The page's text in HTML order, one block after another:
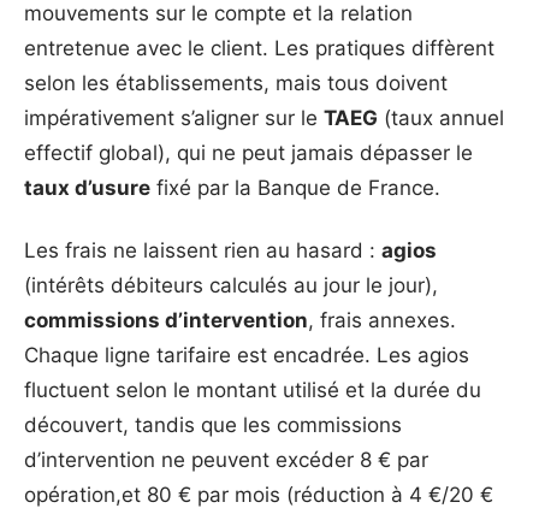
mouvements sur le compte et la relation
entretenue avec le client. Les pratiques diffèrent
selon les établissements, mais tous doivent
impérativement s’aligner sur le TAEG (taux annuel
effectif global), qui ne peut jamais dépasser le
taux d’usure fixé par la Banque de France.
Les frais ne laissent rien au hasard : agios
(intérêts débiteurs calculés au jour le jour),
commissions d’intervention, frais annexes.
Chaque ligne tarifaire est encadrée. Les agios
fluctuent selon le montant utilisé et la durée du
découvert, tandis que les commissions
d’intervention ne peuvent excéder 8 € par
opération,et 80 € par mois (réduction à 4 €/20 €